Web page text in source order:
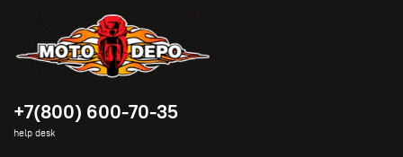
+7(800) 600-70-35
help desk